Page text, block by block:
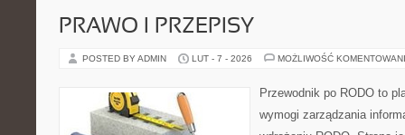
PRAWO I PRZEPISY
POSTED BY ADMIN LUT - 7 - 2026 MOŻLIWOŚĆ
Przewodnik po RODO to
wymogi zarządzania